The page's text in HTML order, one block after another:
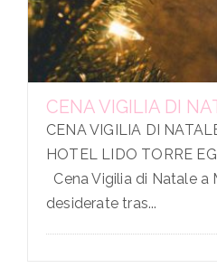
CENA VIGILIA DI
CENA VIGILIA DI
HOTEL LIDO TORRE
Cena Vigilia di Natale a
desiderate tras...